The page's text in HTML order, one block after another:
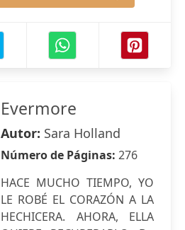
Evermore
Autor: Sara Holland
Número de Páginas: 276
HACE MUCHO TIEMPO, YO
LE ROBÉ EL CORAZÓN A LA
HECHICERA. AHORA, ELLA